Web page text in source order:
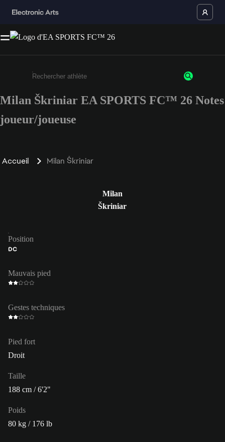
Saisissez au moins 3 caractères ou chiffres.
Milan Škriniar EA SPORTS FC™ 26 Notes
joueur/joueuse
Accueil Milan Škriniar
Milan
Škriniar
Position
DC
Mauvais pied
Gestes techniques
Pied fort
Droit
Taille
188 cm / 6'2"
Poids
80 kg / 176 lb